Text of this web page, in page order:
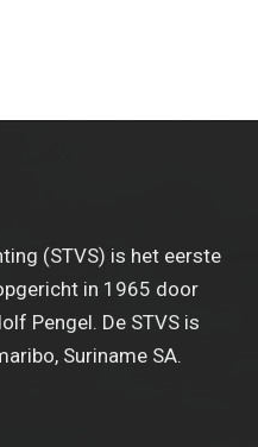
(STVS) is het eerste
in 1965 door
Pengel. De STVS is
Suriname SA.